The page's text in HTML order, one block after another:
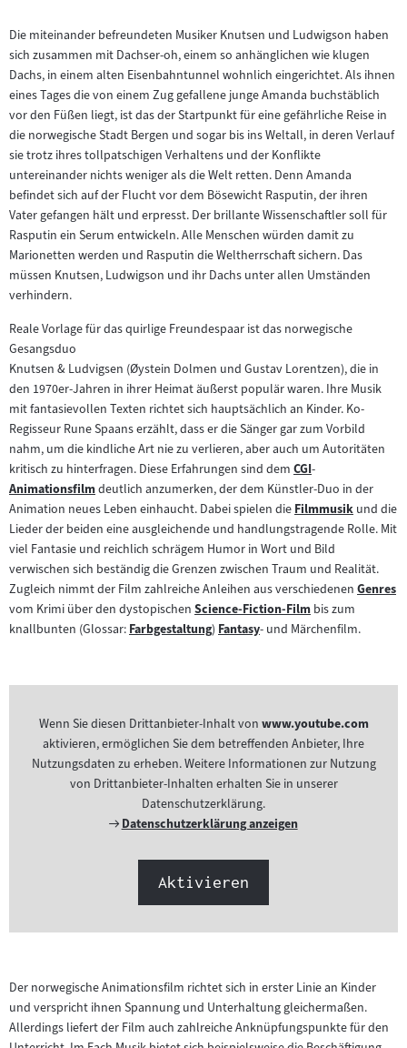
Die miteinander befreundeten Musiker Knutsen und Ludwigson haben
sich zusammen mit Dachser-oh, einem so anhänglichen wie klugen
Dachs, in einem alten Eisenbahntunnel wohnlich eingerichtet. Als ihnen
eines Tages die von einem Zug gefallene junge Amanda buchstäblich
vor den Füßen liegt, ist das der Startpunkt für eine gefährliche Reise in
die norwegische Stadt Bergen und sogar bis ins Weltall, in deren Verlauf
sie trotz ihres tollpatschigen Verhaltens und der Konflikte
untereinander nichts weniger als die Welt retten. Denn Amanda
befindet sich auf der Flucht vor dem Bösewicht Rasputin, der ihren
Vater gefangen hält und erpresst. Der brillante Wissenschaftler soll für
Rasputin ein Serum entwickeln. Alle Menschen würden damit zu
Marionetten werden und Rasputin die Weltherrschaft sichern. Das
müssen Knutsen, Ludwigson und ihr Dachs unter allen Umständen
verhindern.
Reale Vorlage für das quirlige Freundespaar ist das norwegische
Gesangsduo
Knutsen & Ludvigsen (Øystein Dolmen und Gustav Lorentzen), die in
den 1970er-Jahren in ihrer Heimat äußerst populär waren. Ihre Musik
mit fantasievollen Texten richtet sich hauptsächlich an Kinder. Ko-
Regisseur Rune Spaans erzählt, dass er die Sänger gar zum Vorbild
nahm, um die kindliche Art nie zu verlieren, aber auch um Autoritäten
kritisch zu hinterfragen. Diese Erfahrungen sind dem Zum
Inhalt:
CGI-
Zum
Inhalt:
Animationsfilmdeutlich anzumerken, der dem Künstler-Duo in der
Animation neues Leben einhaucht. Dabei spielen dieZum
Inhalt:
Filmmusik und die
Lieder der beiden eine ausgleichende und handlungstragende Rolle. Mit
viel Fantasie und reichlich schrägem Humor in Wort und Bild
verwischen sich beständig die Grenzen zwischen Traum und Realität.
Zugleich nimmt der Film zahlreiche Anleihen aus verschiedenen Zum
Genres
vom Krimi über den dystopischen Zum
Inhalt:
Science-Fiction-Film bis zum
knallbunten (Glossar:Zum
Farbgestaltung) Zum
Fantasy- und Märchenfilm.
Wenn Sie diesen Drittanbieter-Inhalt von www.youtube.com
aktivieren, ermöglichen Sie dem betreffenden Anbieter, Ihre
Nutzungsdaten zu erheben. Weitere Informationen zur Nutzung
von Drittanbieter-Inhalten erhalten Sie in unserer
Datenschutzerklärung.
Externer
Datenschutzerklärung anzeigen
Aktivieren
Der norwegische Animationsfilm richtet sich in erster Linie an Kinder
und verspricht ihnen Spannung und Unterhaltung gleichermaßen.
Allerdings liefert der Film auch zahlreiche Anknüpfungspunkte für den